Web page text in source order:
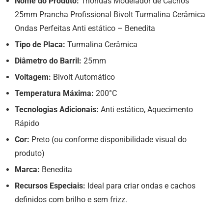
25mm Prancha Profissional Bivolt Turmalina Cerâmica
Ondas Perfeitas Anti estático – Benedita
Tipo de Placa: Turmalina Cerâmica
Diâmetro do Barril: 25mm
Voltagem: Bivolt Automático
Temperatura Máxima: 200°C
Tecnologias Adicionais: Anti estático, Aquecimento
Rápido
Cor: Preto (ou conforme disponibilidade visual do
produto)
Marca: Benedita
Recursos Especiais: Ideal para criar ondas e cachos
definidos com brilho e sem frizz.